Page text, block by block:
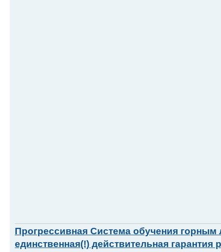
Прогрессивная Система обучения
единственная(!) действительная гарантия